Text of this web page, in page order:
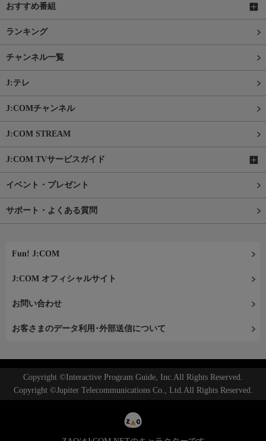
おすすめ番組
ランキング
チャンネル一覧
J:テレ
J:COMチャンネル
J:COM STREAM
J:COM TVサービスガイド
イベント・プレゼント
サポート・よくある質問
Fun! J:COM
J:COM オフィシャルサイト
お問い合わせ
お客さまのデータ利用･外部送信について
Copyright ©Interactive Program Guide, Inc.All Rights Reserved.
Copyright ©Jupiter Telecommunications Co., Ltd.All Rights Reserved.